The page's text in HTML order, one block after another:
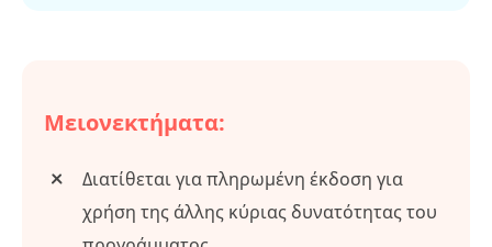
Μειονεκτήματα:
Διατίθεται για πληρωμένη έκδοση για
χρήση της άλλης κύριας δυνατότητας του